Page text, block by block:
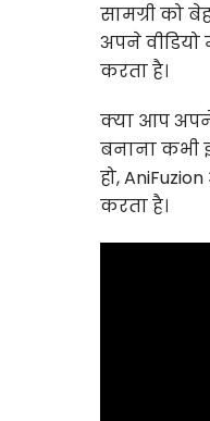
सामग्री को
अपने
करता है।
क्या आप अपने
बनाना कभी
हो,
करता है।